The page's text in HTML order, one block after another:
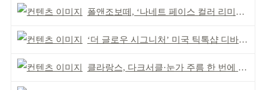
폴앤조보떼, ‘나네트 페이스 컬러 리미티드’ 출시
‘더 글로우 시그니처’ 미국 틱톡샵 디바이스 부문 1위
클라랑스, 다크서클·눈가 주름 한 번에 더블 케어